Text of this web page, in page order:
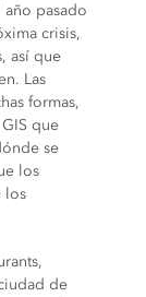
pasado
crisis,
así que
Las
formas,
que
se
los
los
de